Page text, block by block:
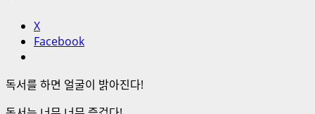
X
Facebook
독서를 하면 얼굴이 밝아진다!